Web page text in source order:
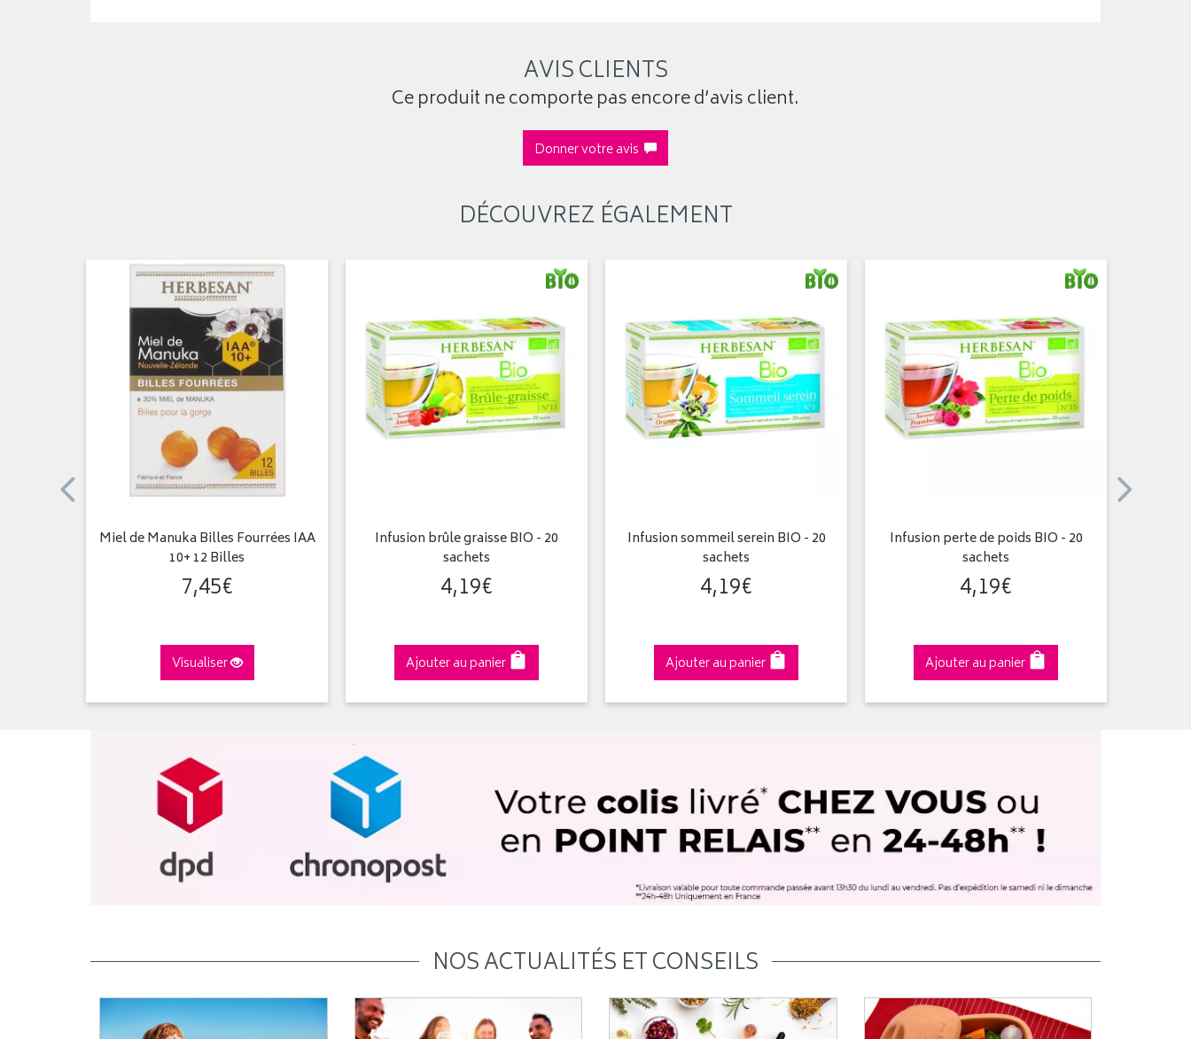
AVIS CLIENTS
Ce produit ne comporte pas encore d’avis client.
Donner votre avis
DÉCOUVREZ ÉGALEMENT
Miel de Manuka Billes Fourrées IAA
10+ 12 Billes
7,45€
Visualiser
Infusion brûle graisse BIO - 20
sachets
4,19€
Ajouter au panier
Infusion sommeil serein BIO - 20
sachets
4,19€
Ajouter au panier
Infusion perte de poids BIO - 20
sachets
4,19€
Ajouter au panier
NOS ACTUALITÉS ET CONSEILS